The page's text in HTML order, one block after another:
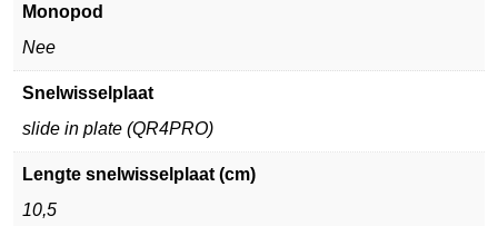
Monopod
Nee
Snelwisselplaat
slide in plate (QR4PRO)
Lengte snelwisselplaat (cm)
10,5